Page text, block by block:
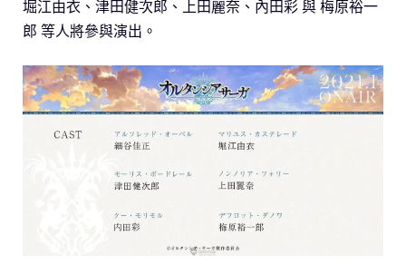
堀江由衣、津田健次郎、上田麗奈、內田彩 與 梅原裕一
郎 等人將參與演出。